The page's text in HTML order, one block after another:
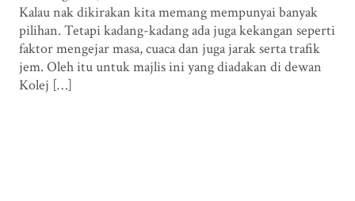
Kalau nak dikirakan kita memang mempunyai banyak
pilihan. Tetapi kadang-kadang ada juga kekangan seperti
faktor mengejar masa, cuaca dan juga jarak serta trafik
jem. Oleh itu untuk majlis ini yang diadakan di dewan
Kolej […]